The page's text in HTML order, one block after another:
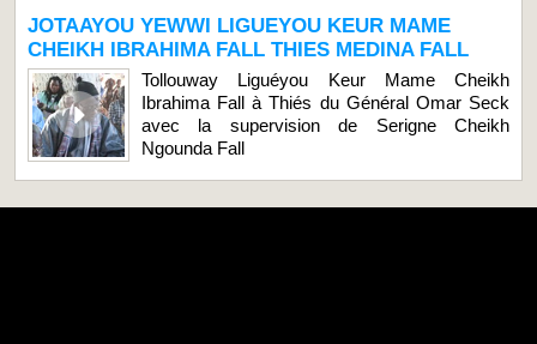
JOTAAYOU YEWWI LIGUEYOU KEUR MAME
CHEIKH IBRAHIMA FALL THIES MEDINA FALL
Tollouway Liguéyou Keur Mame Cheikh
Ibrahima Fall à Thiés du Général Omar Seck
avec la supervision de Serigne Cheikh
Ngounda Fall